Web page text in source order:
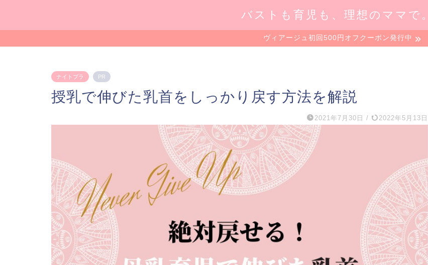
バストも育児も、理想のママで。
ヴィアージュ初回500円オフクーポン発行中
ナイトブラ PR
授乳で伸びた乳首をしっかり戻す方法を解説
2021年7月30日 / 2022年5月13日